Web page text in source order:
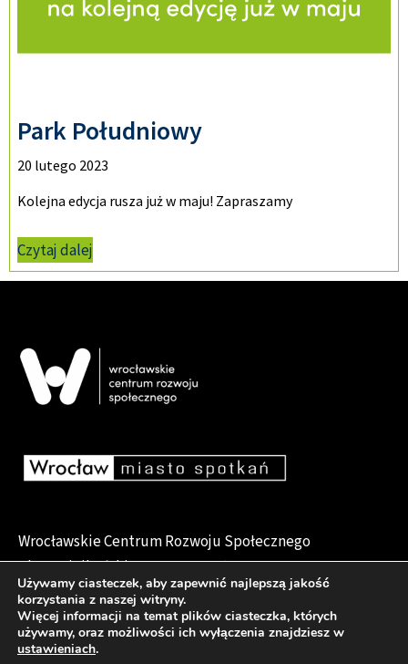
Park Południowy
20 lutego 2023
Kolejna edycja rusza już w maju! Zapraszamy
Czytaj dalej
Wrocławskie Centrum Rozwoju Społecznego
pl. Dominikański 6, 50-159 Wrocław
Deklaracja dostępności
Używamy ciasteczek, aby zapewnić najlepszą jakość
korzystania z naszej witryny.
Więcej informacji na temat plików ciasteczka, których
używamy, oraz możliwości ich wyłączenia znajdziesz w
ustawieniach.